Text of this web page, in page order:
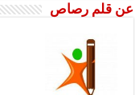
عن قلم رصاص